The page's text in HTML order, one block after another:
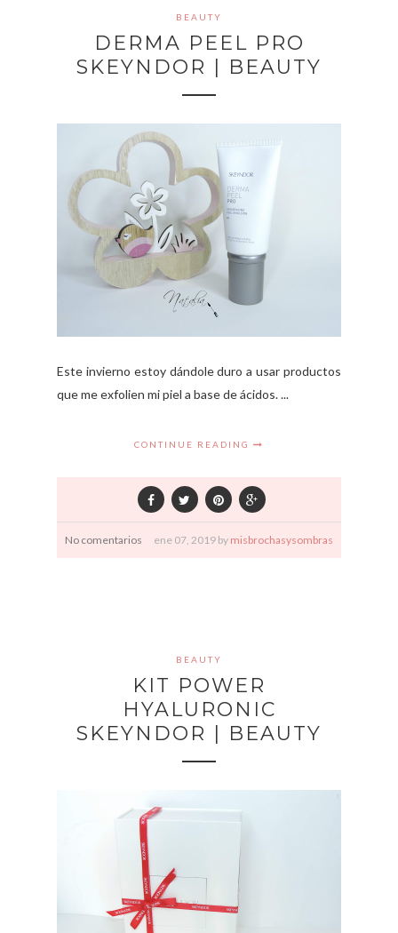
BEAUTY
DERMA PEEL PRO
SKEYNDOR | BEAUTY
Este invierno estoy dándole duro a usar productos
que me exfolien mi piel a base de ácidos. ...
CONTINUE READING
No comentarios ene 07, 2019 by misbrochasysombras
BEAUTY
KIT POWER
HYALURONIC
SKEYNDOR | BEAUTY